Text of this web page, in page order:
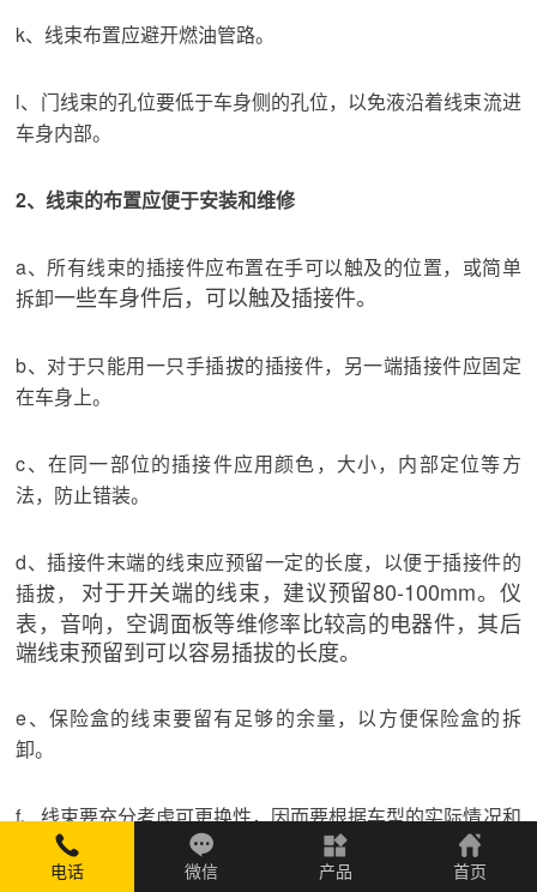
k、线束布置应避开燃油管路。
l、门线束的孔位要低于车身侧的孔位，以免液沿着线束流进
车身内部。
2、线束的布置应便于安装和维修
a、所有线束的插接件应布置在手可以触及的位置，或简单
拆卸一些车身件后，可以触及插接件。
b、对于只能用一只手插拔的插接件，另一端插接件应固定
在车身上。
c、在同一部位的插接件应用颜色，大小，内部定位等方
法，防止错装。
d、插接件末端的线束应预留一定的长度，以便于插接件的
插拔， 对于开关端的线束，建议预留80-100mm。仪
表，音响，空调面板等维修率比较高的电器件，其后
端线束预留到可以容易插拔的长度。
e、保险盒的线束要留有足够的余量，以方便保险盒的拆
卸。
f、线束要充分考虑可更换性，因而要根据车型的实际情况和
结构，进行
合理分段。
电话

微信 产品 首页